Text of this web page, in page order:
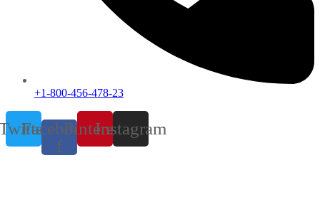
+1-800-456-478-23
Facebook-
f
PinterestInstagram